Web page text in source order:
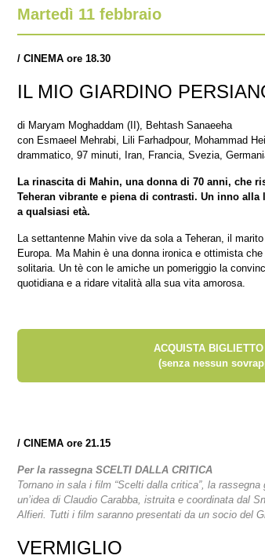
Martedì 11 febbraio
/ CINEMA ore 18.30
IL MIO GIARDINO
di Maryam Moghaddam (II), Behtash Sanaeeha
con Esmaeel Mehrabi, Lili Farhadpour, Mohammad
drammatico, 97 minuti, Iran, Francia, Svezia,
La rinascita di Mahin, una donna di 70 anni, che
Teheran vibrante e piena di contrasti. Un inno
a qualsiasi età.
La settantenne Mahin vive da sola a Teheran, il
Europa. Ma Mahin è una donna ironica e ottimista
solitaria. Un tè con le amiche un pomeriggio la
quotidiana e a ridare vitalità alla sua vita amorosa.
ACQUISTA
(senza nessun
/ CINEMA ore 21.15
Per la rassegna SCELTI DALLA CRITICA
Tornano in sala i film “Scelti dalla critica”, la
un’idea di Claudio Carabba, istruita e coordinata dal
Alfieri. Tutti i film saranno presentati da un socio del
VERMIGLIO